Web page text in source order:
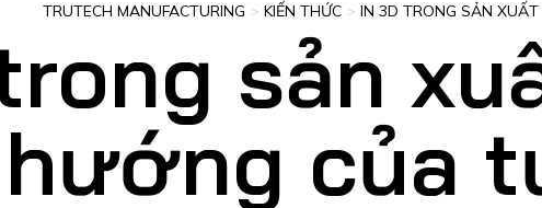
TRUTECH MANUFACTURING > KIẾN THỨC > IN 3D TRONG SẢN
sản
hướng của